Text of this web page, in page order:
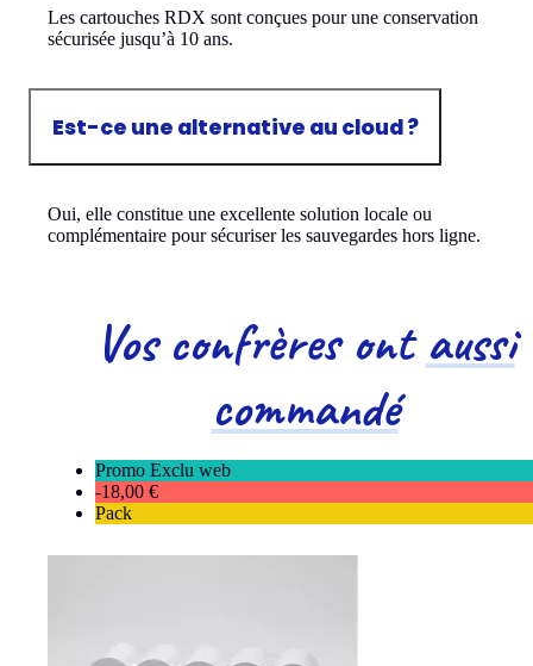
Les cartouches RDX sont conçues pour une conservation
sécurisée jusqu’à 10 ans.
Est-ce une alternative au cloud ?
Oui, elle constitue une excellente solution locale ou
complémentaire pour sécuriser les sauvegardes hors ligne.
Vos confrères ont aussi
commandé
Promo Exclu web
-18,00 €
Pack